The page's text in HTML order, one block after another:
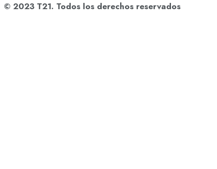
© 2023 T21. Todos los derechos reservados